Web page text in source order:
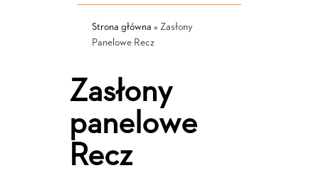
Strona główna » Zasłony
Panelowe Recz
Zasłony
panelowe
Recz